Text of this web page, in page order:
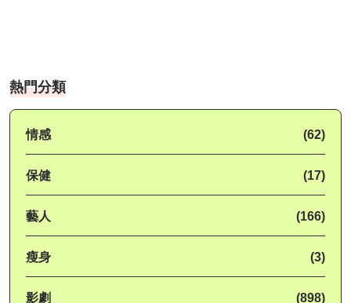
熱門分類
情感 (62)
保健 (17)
藝人 (166)
瘦身 (3)
影劇 (898)